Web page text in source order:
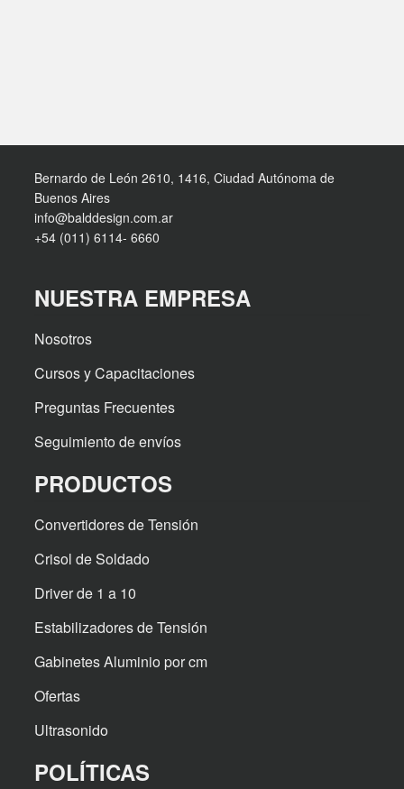
Bernardo de León 2610, 1416, Ciudad Autónoma de
Buenos Aires
info@balddesign.com.ar
+54 (011) 6114- 6660
NUESTRA EMPRESA
Nosotros
Cursos y Capacitaciones
Preguntas Frecuentes
Seguimiento de envíos
PRODUCTOS
Convertidores de Tensión
Crisol de Soldado
Driver de 1 a 10
Estabilizadores de Tensión
Gabinetes Aluminio por cm
Ofertas
Ultrasonido
POLÍTICAS